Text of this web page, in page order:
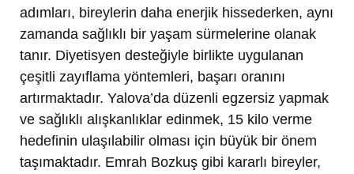
adımları, bireylerin daha enerjik hissederken, aynı
zamanda sağlıklı bir yaşam sürmelerine olanak
tanır. Diyetisyen desteğiyle birlikte uygulanan
çeşitli zayıflama yöntemleri, başarı oranını
artırmaktadır. Yalova’da düzenli egzersiz yapmak
ve sağlıklı alışkanlıklar edinmek, 15 kilo verme
hedefinin ulaşılabilir olması için büyük bir önem
taşımaktadır. Emrah Bozkuş gibi kararlı bireyler,